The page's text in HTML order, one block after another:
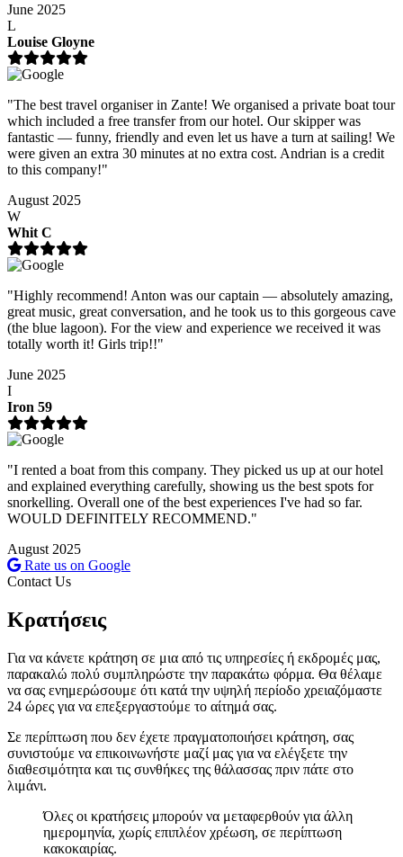
June 2025
L
Louise Gloyne
"The best travel organiser in Zante! We organised a private boat tour
which included a free transfer from our hotel. Our skipper was
fantastic — funny, friendly and even let us have a turn at sailing! We
were given an extra 30 minutes at no extra cost. Andrian is a credit
to this company!"
August 2025
W
Whit C
"Highly recommend! Anton was our captain — absolutely amazing,
great music, great conversation, and he took us to this gorgeous cave
(the blue lagoon). For the view and experience we received it was
totally worth it! Girls trip!!"
June 2025
I
Iron 59
"I rented a boat from this company. They picked us up at our hotel
and explained everything carefully, showing us the best spots for
snorkelling. Overall one of the best experiences I've had so far.
WOULD DEFINITELY RECOMMEND."
August 2025
Rate us on Google
Contact Us
Κρατήσεις
Για να κάνετε κράτηση σε μια από τις υπηρεσίες ή εκδρομές μας,
παρακαλώ πολύ συμπληρώστε την παρακάτω φόρμα. Θα θέλαμε
να σας ενημερώσουμε ότι κατά την υψηλή περίοδο χρειαζόμαστε
24 ώρες για να επεξεργαστούμε το αίτημά σας.
Σε περίπτωση που δεν έχετε πραγματοποιήσει κράτηση, σας
συνιστούμε να επικοινωνήστε μαζί μας για να ελέγξετε την
διαθεσιμότητα και τις συνθήκες της θάλασσας πριν πάτε στο
λιμάνι.
Όλες οι κρατήσεις μπορούν να μεταφερθούν για άλλη
ημερομηνία, χωρίς επιπλέον χρέωση, σε περίπτωση
κακοκαιρίας.